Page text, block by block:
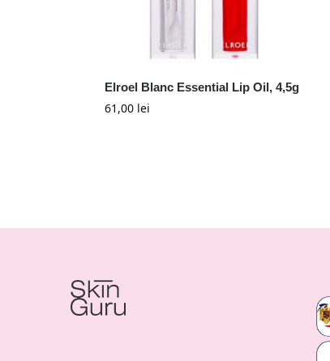
Elroel Blanc Essential Lip Oil, 4,5g
61,00 lei